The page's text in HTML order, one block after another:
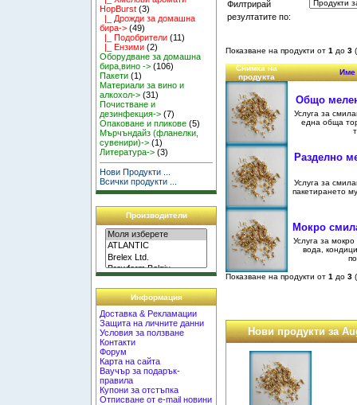
HopBurst (3)
|_ Дрожди за домашна
бира-> (49)
|_ Подобрители (11)
|_ Ензими (2)
Оборудване за домашна
бира,вино -> (106)
Пакети (1)
Материали за вино и
алкохол-> (31)
Почистване и
дезинфекция-> (7)
Опаковане и пликове (5)
Мърчъндайз (фланелки,
сувенири)-> (1)
Литература-> (3)
Нови Продукти ...
Всички продукти ...
Производители
Информация
Доставка & Рекламации
Защита на личните данни
Условия за ползване
Контакти
Форум
Карта на сайта
Ваучър за подарък-
правила
Купони за отстъпка
Отписване от e-mail новини
Филтрирай
резултатите по:
Показване на продукти от 1 до 3
Снимка на
продукта
Име
Общо
Услуга за
една обща
Разделно
Услуга за
пакетирането
Мокро
Услуга за
вода,
Показване на продукти от 1 до 3
Нови продукти за